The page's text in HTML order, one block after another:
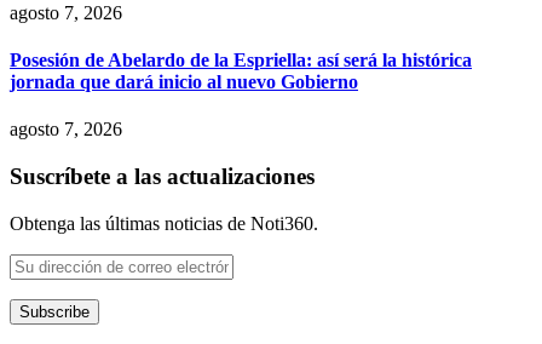
agosto 7, 2026
Posesión de Abelardo de la Espriella: así será la histórica
jornada que dará inicio al nuevo Gobierno
agosto 7, 2026
Suscríbete a las actualizaciones
Obtenga las últimas noticias de Noti360.